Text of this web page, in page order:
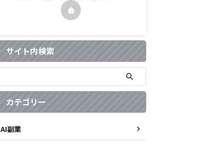
サイト内検索
カテゴリー
AI副業